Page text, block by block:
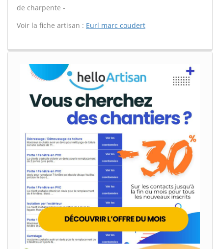
de charpente -
Voir la fiche artisan : Eurl marc coudert